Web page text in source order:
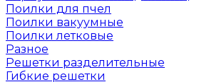
Поилки для пчел
Поилки вакуумные
Поилки летковые
Разное
Решетки разделительные
Гибкие решетки